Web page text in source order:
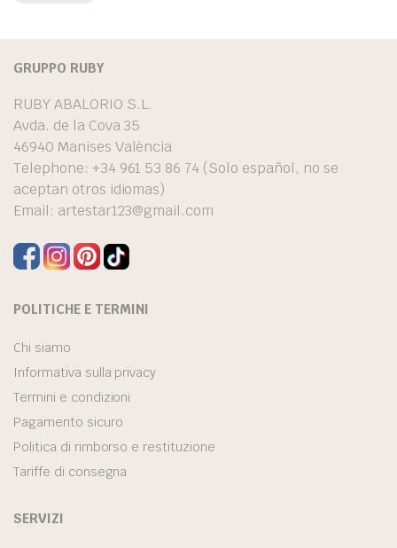
GRUPPO RUBY
RUBY ABALORIO S.L.
Avda. de la Cova 35
46940 Manises València
Telephone: +34 961 53 86 74 (Solo español, no se
aceptan otros idiomas)
Email: artestar123@gmail.com
POLITICHE E TERMINI
Chi siamo
Informativa sulla privacy
Termini e condizioni
Pagamento sicuro
Politica di rimborso e restituzione
Tariffe di consegna
SERVIZI